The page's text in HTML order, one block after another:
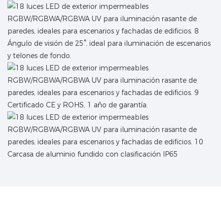
Ángulo de visión de 25°, ideal para iluminación de escenarios
y telones de fondo.
Certificado CE y ROHS, 1 año de garantía.
Carcasa de aluminio fundido con clasificación IP65